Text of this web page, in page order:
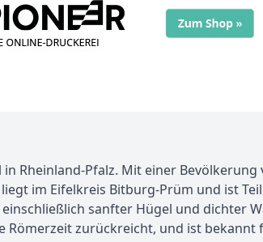
Rheinland-Pfalz. Mit einer Bevölkerung
im Eifelkreis Bitburg-Prüm und ist
sanfter Hügel und dichter
Römerzeit zurückreicht, und ist